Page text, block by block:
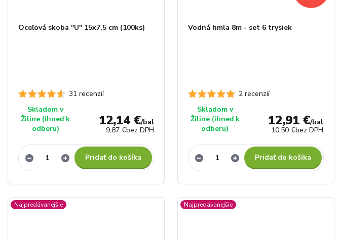
31 recenzií
Oceľová skoba "U" 15x7,5 cm (100ks)
12,14 €/bal
9,87 €bez DPH
Skladom v
Žiline (ihneď k
odberu)
Pridať do košíka
2 recenzií
Vodná hmla 8m - set 6 trysiek
12,91 €/bal
10,50 €bez DPH
Skladom v
Žiline (ihneď k
odberu)
Pridať do košíka
Najpredávanejšie Najpredávanejšie